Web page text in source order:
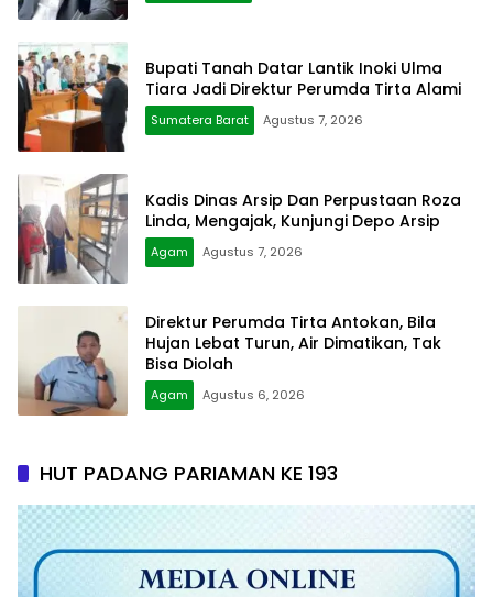
Bupati Tanah Datar Lantik Inoki Ulma
Tiara Jadi Direktur Perumda Tirta Alami
Sumatera Barat Agustus 7, 2026
Kadis Dinas Arsip Dan Perpustaan Roza
Linda, Mengajak, Kunjungi Depo Arsip
Agam Agustus 7, 2026
Direktur Perumda Tirta Antokan, Bila
Hujan Lebat Turun, Air Dimatikan, Tak
Bisa Diolah
Agam Agustus 6, 2026
HUT PADANG PARIAMAN KE 193